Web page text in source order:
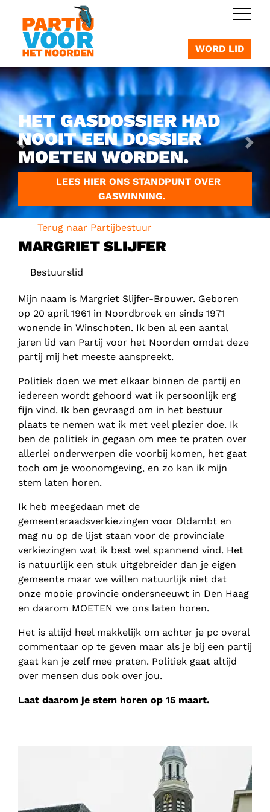
WORD LID
HET GASDOSSIER HAD
NOOIT EEN DOSSIER
MOETEN WORDEN.
LEES HIER ONS STANDPUNT OVER
GASWINNING.
Vorige
Terug naar Partijbestuur
MARGRIET SLIJFER
Bestuurslid
Mijn naam is Margriet Slijfer-Brouwer. Geboren
op 20 april 1961 in Noordbroek en sinds 1971
wonende in Winschoten. Ik ben al een aantal
jaren lid van Partij voor het Noorden omdat deze
partij mij het meeste aanspreekt.
Politiek doen we met elkaar binnen de partij en
iedereen wordt gehoord wat ik persoonlijk erg
fijn vind. Ik ben gevraagd om in het bestuur
plaats te nemen wat ik met veel plezier doe. Ik
ben de politiek in gegaan om mee te praten over
allerlei onderwerpen die voorbij komen, het gaat
toch om je woonomgeving, en zo kan ik mijn
stem laten horen.
Ik heb meegedaan met de
gemeenteraadsverkiezingen voor Oldambt en
mag nu op de lijst staan voor de provinciale
verkiezingen wat ik best wel spannend vind. Het
is natuurlijk een stuk uitgebreider dan je eigen
gemeente maar we willen natuurlijk niet dat
onze mooie provincie ondersneeuwt in Den Haag
en daarom MOETEN we ons laten horen.
Het is altijd heel makkelijk om achter je pc overal
commentaar op te geven maar als je bij een partij
gaat kan je zelf mee praten. Politiek gaat altijd
over mensen dus ook over jou.
Laat daarom je stem horen op 15 maart.